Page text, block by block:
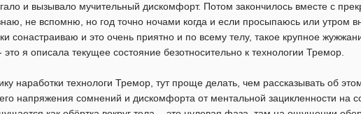
и вызывало мучительный дискомфорт. Потом закончилось вместе с
не вспомню, но год точно ночами когда и если просыпаюсь или утром
сонастраиваю и это очень приятно и по всему телу, такое крупное
я описала текущее состояние безотносительно к технологии Тремор.
наработки технологи Тремор, тут проще делать, чем рассказывать об
напряжения сомнений и дискомфорта от ментальной зацикленности на